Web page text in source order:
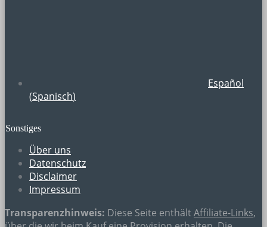
Español
(Spanisch)
Sonstiges
Über uns
Datenschutz
Disclaimer
Impressum
Transparenzhinweis: Diese Seite enthältAffiliate-Links,